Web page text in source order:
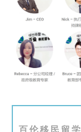
百伦移民留学